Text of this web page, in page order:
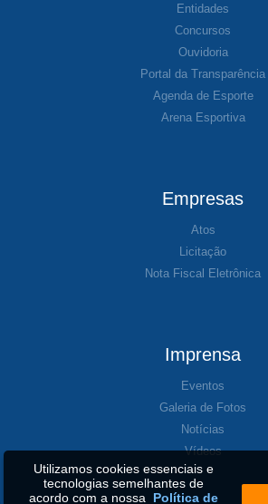
Entidades
Concursos
Ouvidoria
Portal da Transparência
Agenda de Esporte
Arena Esportiva
Empresas
Atos
Licitação
Nota Fiscal Eletrônica
Imprensa
Eventos
Galeria de Fotos
Notícias
Vídeos
Utilizamos cookies essenciais e
tecnologias semelhantes de
acordo com a nossa Política de